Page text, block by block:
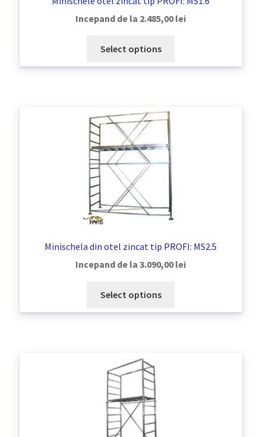
Incepand de la 2.485,00lei
Select options
Minischela din otel zincat tip PROFI: MS2.5
Incepand de la3.090,00lei
Select options